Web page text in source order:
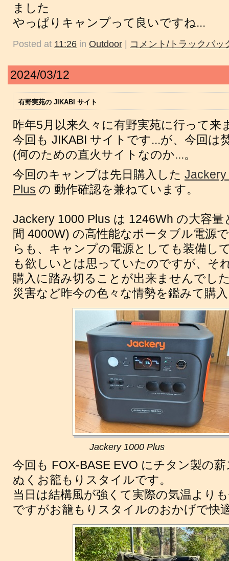
ました
やっぱりキャンプって良いですね...
Posted at 11:26 in Outdoor コメント/トラックバッ
2024/03/12
有野実苑の JIKABI サイト
昨年5月以来久々に有野実苑に行って来
今回も JIKABI サイトです...が、今回は
(何のための直火サイトなのか...。
今回のキャンプは先日購入した
Plus の 動作確認を兼ねています。
Jackery 1000 Plus は 1246Wh の大容
間 4000W) の高性能なポータブル電源
らも、キャンプの電源としても装備し
も欲しいとは思っていたのですが、そ
購入に踏み切ることが出来ませんでし
災害など昨今の色々な情勢を鑑みて購
Jackery 1000 Plus
今回も FOX-BASE EVO にチタン製の
ぬくお籠もりスタイルです。
当日は結構風が強くて実際の気温より
ですがお籠もりスタイルのおかげで快